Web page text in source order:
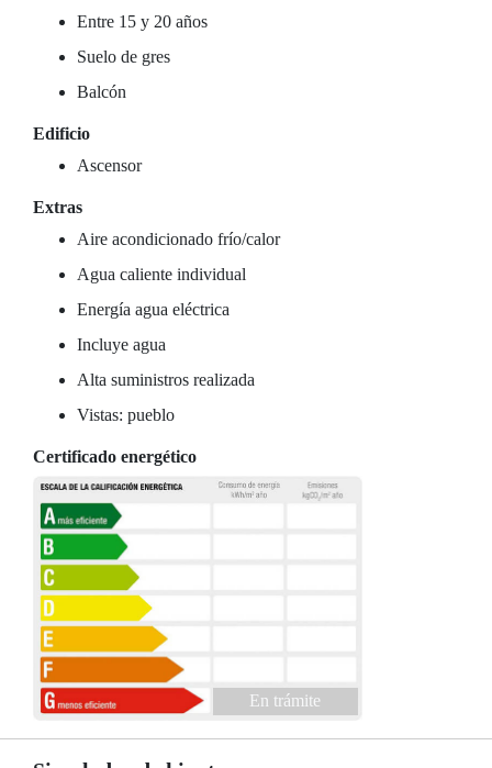
Entre 15 y 20 años
Suelo de gres
Balcón
Edificio
Ascensor
Extras
Aire acondicionado frío/calor
Agua caliente individual
Energía agua eléctrica
Incluye agua
Alta suministros realizada
Vistas: pueblo
Certificado energético
En trámite